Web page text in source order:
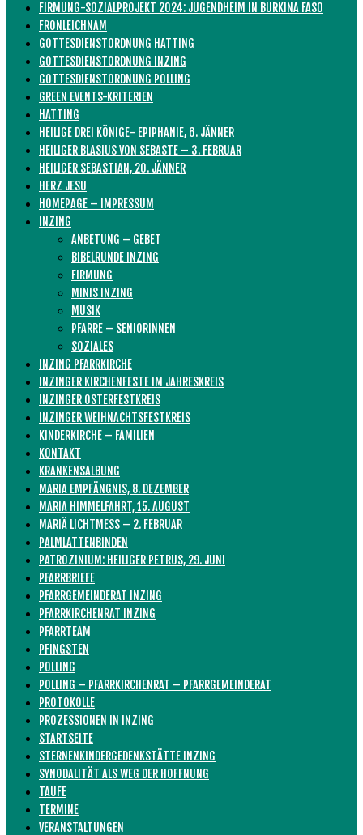
FIRMUNG-SOZIALPROJEKT 2024: JUGENDHEIM IN BURKINA FASO
FRONLEICHNAM
GOTTESDIENSTORDNUNG HATTING
GOTTESDIENSTORDNUNG INZING
GOTTESDIENSTORDNUNG POLLING
GREEN EVENTS-KRITERIEN
HATTING
HEILIGE DREI KÖNIGE- EPIPHANIE, 6. JÄNNER
HEILIGER BLASIUS VON SEBASTE – 3. FEBRUAR
HEILIGER SEBASTIAN, 20. JÄNNER
HERZ JESU
HOMEPAGE – IMPRESSUM
INZING
ANBETUNG – GEBET
BIBELRUNDE INZING
FIRMUNG
MINIS INZING
MUSIK
PFARRE – SENIORINNEN
SOZIALES
INZING PFARRKIRCHE
INZINGER KIRCHENFESTE IM JAHRESKREIS
INZINGER OSTERFESTKREIS
INZINGER WEIHNACHTSFESTKREIS
KINDERKIRCHE – FAMILIEN
KONTAKT
KRANKENSALBUNG
MARIA EMPFÄNGNIS, 8. DEZEMBER
MARIA HIMMELFAHRT, 15. AUGUST
MARIÄ LICHTMESS – 2. FEBRUAR
PALMLATTENBINDEN
PATROZINIUM: HEILIGER PETRUS, 29. JUNI
PFARRBRIEFE
PFARRGEMEINDERAT INZING
PFARRKIRCHENRAT INZING
PFARRTEAM
PFINGSTEN
POLLING
POLLING – PFARRKIRCHENRAT – PFARRGEMEINDERAT
PROTOKOLLE
PROZESSIONEN IN INZING
STARTSEITE
STERNENKINDERGEDENKSTÄTTE INZING
SYNODALITÄT ALS WEG DER HOFFNUNG
TAUFE
TERMINE
VERANSTALTUNGEN